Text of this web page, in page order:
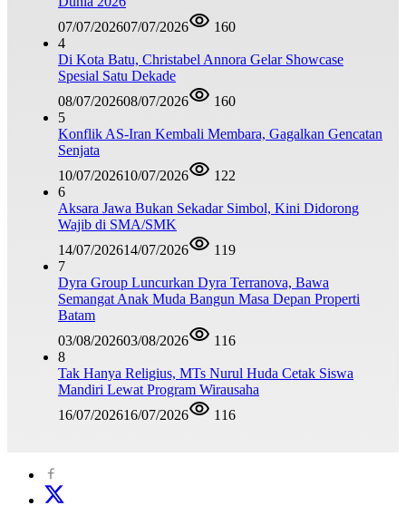
07/07/202607/07/2026
160
4
Di Kota Batu, Christabel Annora Gelar Showcase
Spesial Satu Dekade
08/07/202608/07/2026
160
5
Konflik AS-Iran Kembali Membara, Gagalkan Gencatan
Senjata
10/07/202610/07/2026
122
6
Aksara Jawa Bukan Sekadar Simbol, Kini Didorong
Wajib di SMA/SMK
14/07/202614/07/2026
119
7
Dyra Group Luncurkan Dyra Terranova, Bawa
Semangat Anak Muda Bangun Masa Depan Properti
Batam
03/08/202603/08/2026
116
8
Tak Hanya Religius, MTs Nurul Huda Cetak Siswa
Mandiri Lewat Program Wirausaha
16/07/202616/07/2026 116